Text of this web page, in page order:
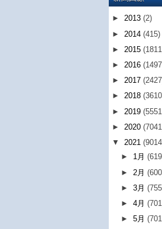
► 2013 (2)
► 2014 (415)
► 2015
► 2016
► 2017
► 2018
► 2019
► 2020
▼ 2021
► 1月
► 2月
►3月
►4月
►5月